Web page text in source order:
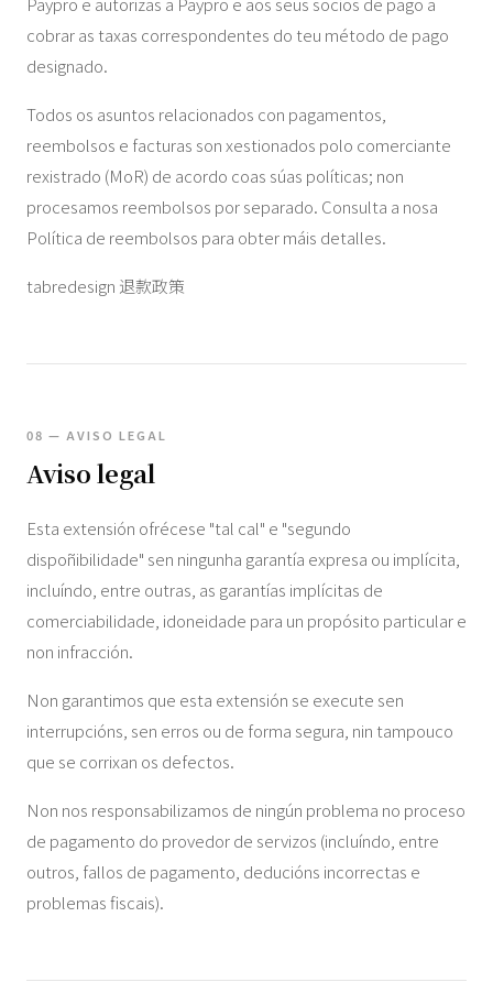
cobrar as taxas correspondentes do teu método de pago
designado.
Todos os asuntos relacionados con pagamentos,
reembolsos e facturas son xestionados polo comerciante
rexistrado (MoR) de acordo coas súas políticas; non
procesamos reembolsos por separado. Consulta a nosa
Política de reembolsos para obter máis detalles.
tabredesign 退款政策
08 — AVISO LEGAL
Aviso legal
Esta extensión ofrécese "tal cal" e "segundo
dispoñibilidade" sen ningunha garantía expresa ou implícita,
incluíndo, entre outras, as garantías implícitas de
comerciabilidade, idoneidade para un propósito particular e
non infracción.
Non garantimos que esta extensión se execute sen
interrupcións, sen erros ou de forma segura, nin tampouco
que se corrixan os defectos.
Non nos responsabilizamos de ningún problema no proceso
de pagamento do provedor de servizos (incluíndo, entre
outros, fallos de pagamento, deducións incorrectas e
problemas fiscais).